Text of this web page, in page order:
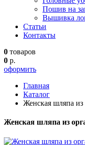
Пошив на
Вышивка
Статьи
Контакты
0 товаров
0 р.
оформить
Главная
Каталог
Женская шляпа из
Женская шляпа из